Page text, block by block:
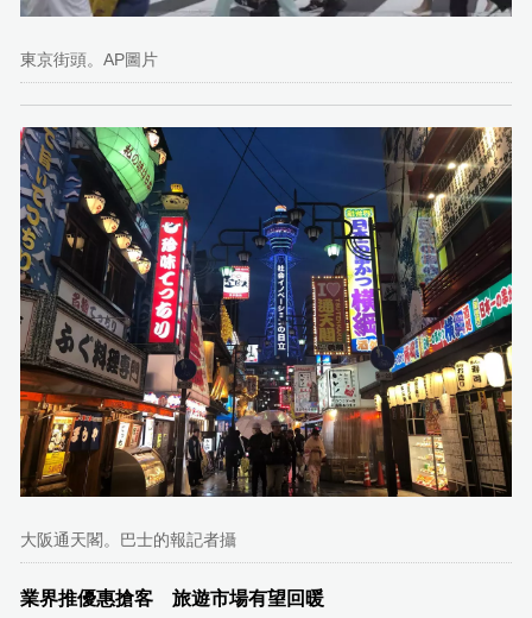
東京街頭。AP圖片
大阪通天閣。巴士的報記者攝
業界推優惠搶客 旅遊市場有望回暖